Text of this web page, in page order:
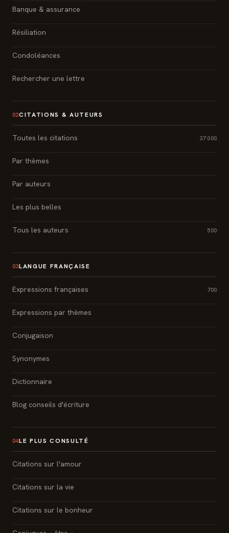
Banque & assurance
Résiliation
Condoléances
Rechercher une lettre
02CITATIONS & AUTEURS
Toutes les citations 37 000
Par thèmes
Par auteurs
Les plus belles
Tous les auteurs 500
03LANGUE FRANÇAISE
Expressions françaises 700
Expressions par thèmes
Conjugaison
Synonymes
Dictionnaire
Blog conseils d'écriture
04LE PLUS CONSULTÉ
Citations sur l'amour
Citations sur la vie
Citations sur le bonheur